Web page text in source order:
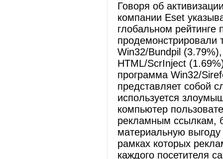
Говоря об
компании Eset
глобальном
продемонстрировали
Win32/Bundpil
HTML/ScrInject
программа Win32/
представляет собой
используется
компьютер
рекламным ссылкам,
материальную
рамках которых
каждого посетителя